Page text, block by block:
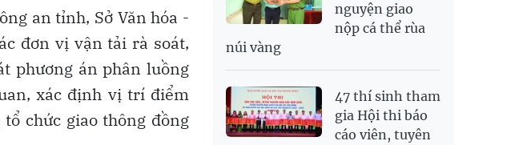
an tỉnh, Sở Văn hóa -
đơn vị vận tải rà soát,
phương án phân luồng
xác định vị trí điểm
chức giao thông đồng
nguyện giao
nộp cá thể rùa
núi vàng
47 thí sinh tham
gia Hội thi báo
cáo viên, tuyên